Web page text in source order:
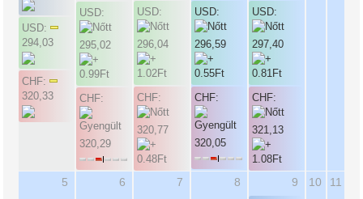
USD:
294,03
CHF:
320,33
USD:
295,02
CHF:
320,29
USD:
296,04
CHF:
320,77
USD:
296,59
CHF:
320,05
USD:
297,40
CHF:
321,13
5 6 7 8 9 10 11